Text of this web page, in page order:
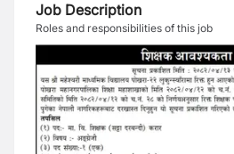
Job Description
Roles and responsibilities of this job